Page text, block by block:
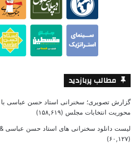
مطالب پربازدید
گزارش تصویری؛ سخنرانی استاد حسن عباسی با
محوریت انتخابات مجلس (۱۵۸,۶۱۹)
لیست دانلود سخنرانی های استاد حسن عباسی &#۸۲۱۱; سال
(۶۰,۱۲۷)